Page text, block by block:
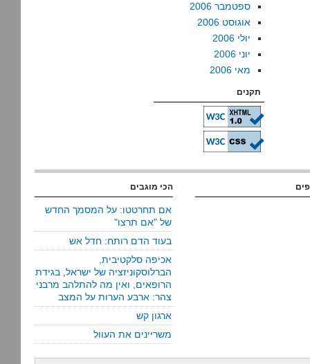
ספטמבר 2006
אוגוסט 2006
יולי 2006
יוני 2006
מאי 2006
תקנים
הכי מוגבים
אם תחרטטו: על המסמך החדש
של "אם תרצו"
בעוד הדם רותח: חדל אש
אכיפה סלקטיבית,
הברלוסקוניזציה של ישראל, בגידת
הרופאים, ואין מה להתלהב מרבני
צהר: ארבע הערות על המצב
ארגון קש
משריינים את העוול